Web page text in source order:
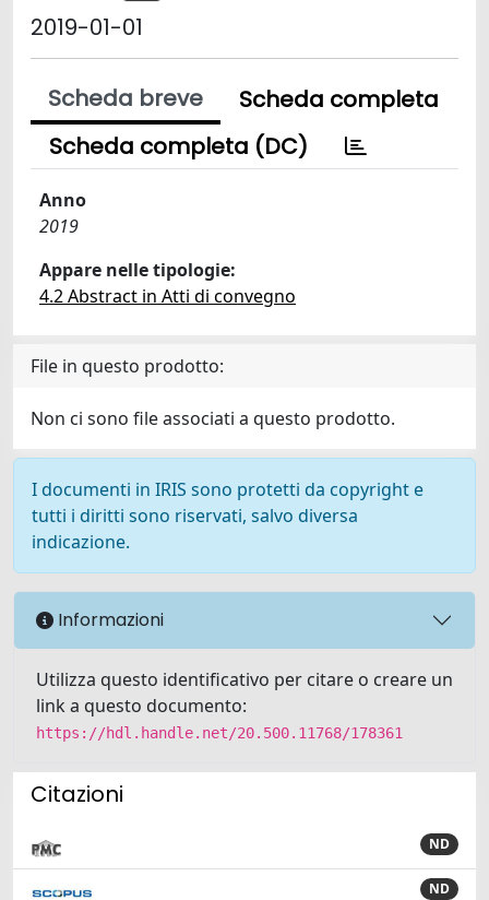
2019-01-01
Scheda breve
Scheda completa
Scheda completa (DC)
Anno
2019
Appare nelle tipologie:
4.2 Abstract in Atti di convegno
File in questo prodotto:
Non ci sono file associati a questo prodotto.
I documenti in IRIS sono protetti da copyright e
tutti i diritti sono riservati, salvo diversa
indicazione.
Informazioni
Utilizza questo identificativo per citare o creare un
link a questo documento:
https://hdl.handle.net/20.500.11768/178361
Citazioni
ND
ND